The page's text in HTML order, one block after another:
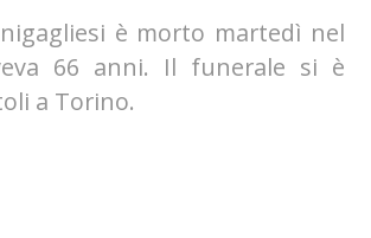
è morto martedì nel
66 anni. Il funerale si è
a Torino.